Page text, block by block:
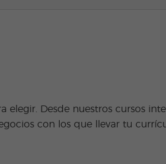
Desde nuestros cursos
con los que llevar tu